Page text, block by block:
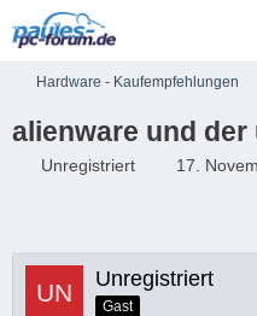
Hardware - Kaufempfehlungen
alienware und
Unregistriert 17.
Unregistriert
Gast